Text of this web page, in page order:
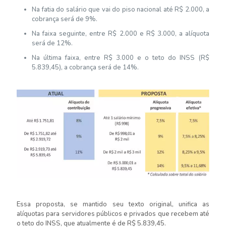
Na fatia do salário que vai do piso nacional até R$ 2.000, a
cobrança será de 9%.
Na faixa seguinte, entre R$ 2.000 e R$ 3.000, a alíquota
será de 12%.
Na última faixa, entre R$ 3.000 e o teto do INSS (R$
5.839,45), a cobrança será de 14%.
Essa proposta, se mantido seu texto original, unifica as
alíquotas para servidores públicos e privados que recebem até
o teto do INSS, que atualmente é de R$ 5.839,45.